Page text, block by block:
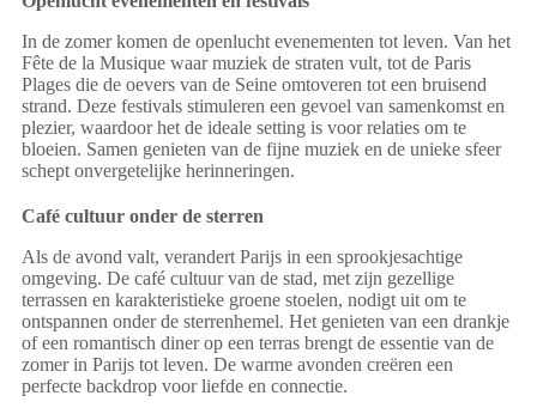
In de zomer komen de openlucht evenementen tot leven. Van het
Fête de la Musique waar muziek de straten vult, tot de Paris
Plages die de oevers van de Seine omtoveren tot een bruisend
strand. Deze festivals stimuleren een gevoel van samenkomst en
plezier, waardoor het de ideale setting is voor relaties om te
bloeien. Samen genieten van de fijne muziek en de unieke sfeer
schept onvergetelijke herinneringen.
Café cultuur onder de sterren
Als de avond valt, verandert Parijs in een sprookjesachtige
omgeving. De café cultuur van de stad, met zijn gezellige
terrassen en karakteristieke groene stoelen, nodigt uit om te
ontspannen onder de sterrenhemel. Het genieten van een drankje
of een romantisch diner op een terras brengt de essentie van de
zomer in Parijs tot leven. De warme avonden creëren een
perfecte backdrop voor liefde en connectie.